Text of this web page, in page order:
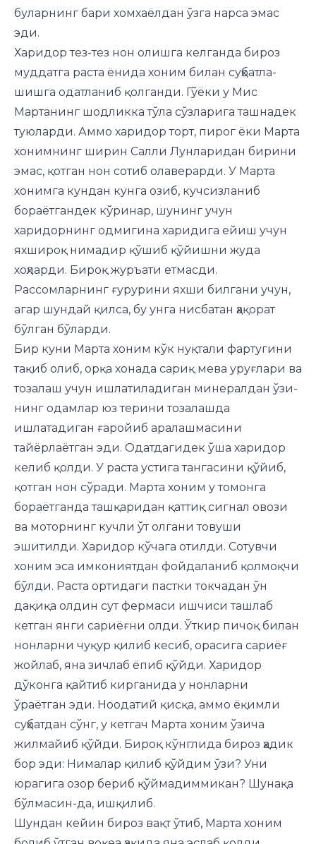
буларнинг бари хом­хаёлдан ўзга нарса эмас
эди.
Харидор тез-тез нон олиш­га келганда бироз
муддатга раста ёнида хоним билан суҳбатла­
шишга одатланиб қолганди. Гўёки у Мис
Мартанинг шодликка тўла сўзларига ташнадек
туюларди. Аммо харидор торт, пирог ёки Марта
хоним­нинг ширин Салли Лунла­ридан бирини
эмас, қотган нон сотиб олаверарди. У Марта
хонимга кундан кунга озиб, кучсизланиб
бораётгандек кўринар, шунинг учун
харидорнинг одмигина харидига ейиш учун
яхшироқ нимадир қўшиб қўйишни жуда
хоҳларди. Бироқ журъати ет­масди.
Рассомларнинг ғурурини яхши билгани учун,
агар шундай қилса, бу унга нисбатан ҳақорат
бўлган бўларди.
Бир куни Марта хоним кўк нуқтали фартугини
тақиб олиб, орқа хонада сариқ мева уруғлари ва
тозалаш учун ишлатиладиган минералдан ўзи­
нинг одамлар юз терини тозалашда
ишлатадиган ғаройиб аралашмасини
тайёрлаётган эди. Одатдагидек ўша харидор
келиб қолди. У раста устига тангасини қўйиб,
қотган нон сўради. Марта хоним у томонга
бораётганда ташқаридан қаттиқ сигнал овози
ва моторнинг кучли ўт олгани товуши
эшитилди. Харидор кўчага отилди. Сотувчи
хоним эса имкониятдан фойдаланиб қолмоқчи
бўлди. Раста ортидаги пастки токчадан ўн
дақиқа олдин сут фермаси ишчиси ташлаб
кетган янги сариёғни олди. Ўткир пичоқ билан
нонларни чуқур қилиб кесиб, орасига сариёғ
жойлаб, яна зичлаб ёпиб қўйди. Харидор
дўконга қайтиб кирганида у нонларни
ўраётган эди. Ноодатий қисқа, аммо ёқимли
суҳбатдан сўнг, у кетгач Марта хоним ўзича
жилмайиб қўйди. Бироқ кўнглида бироз ҳадик
бор эди: Нималар қилиб қўйдим ўзи? Уни
юрагига озор бериб қўймадиммикан? Шунақа
бўлмасин-да, ишқилиб.
Шундан кейин бироз вақт ўтиб, Марта хоним